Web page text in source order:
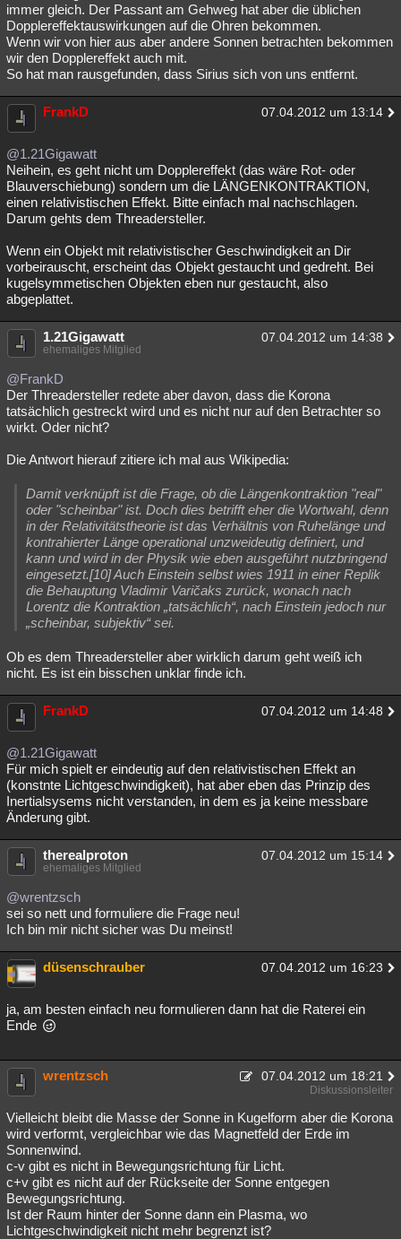
immer gleich. Der Passant am Gehweg hat aber die üblichen
Dopplereffektauswirkungen auf die Ohren bekommen.
Wenn wir von hier aus aber andere Sonnen betrachten bekommen
wir den Dopplereffekt auch mit.
So hat man rausgefunden, dass Sirius sich von uns entfernt.
FrankD 07.04.2012 um 13:14
@1.21Gigawatt
Neihein, es geht nicht um Dopplereffekt (das wäre Rot- oder
Blauverschiebung) sondern um die LÄNGENKONTRAKTION,
einen relativistischen Effekt. Bitte einfach mal nachschlagen.
Darum gehts dem Threadersteller.
Wenn ein Objekt mit relativistischer Geschwindigkeit an Dir
vorbeirauscht, erscheint das Objekt gestaucht und gedreht. Bei
kugelsymmetischen Objekten eben nur gestaucht, also
abgeplattet.
1.21Gigawatt 07.04.2012 um 14:38
ehemaliges Mitglied
@FrankD
Der Threadersteller redete aber davon, dass die Korona
tatsächlich gestreckt wird und es nicht nur auf den Betrachter so
wirkt. Oder nicht?
Die Antwort hierauf zitiere ich mal aus Wikipedia:
Damit verknüpft ist die Frage, ob die Längenkontraktion "real"
oder "scheinbar" ist. Doch dies betrifft eher die Wortwahl, denn
in der Relativitätstheorie ist das Verhältnis von Ruhelänge und
kontrahierter Länge operational unzweideutig definiert, und
kann und wird in der Physik wie eben ausgeführt nutzbringend
eingesetzt.[10] Auch Einstein selbst wies 1911 in einer Replik
die Behauptung Vladimir Varičaks zurück, wonach nach
Lorentz die Kontraktion „tatsächlich“, nach Einstein jedoch nur
„scheinbar, subjektiv“ sei.
Ob es dem Threadersteller aber wirklich darum geht weiß ich
nicht. Es ist ein bisschen unklar finde ich.
FrankD 07.04.2012 um 14:48
@1.21Gigawatt
Für mich spielt er eindeutig auf den relativistischen Effekt an
(konstnte Lichtgeschwindigkeit), hat aber eben das Prinzip des
Inertialsysems nicht verstanden, in dem es ja keine messbare
Änderung gibt.
therealproton 07.04.2012 um 15:14
ehemaliges Mitglied
@wrentzsch
sei so nett und formuliere die Frage neu!
Ich bin mir nicht sicher was Du meinst!
düsenschrauber 07.04.2012 um 16:23
ja, am besten einfach neu formulieren dann hat die Raterei ein
Ende
wrentzsch 07.04.2012 um 18:21
Diskussionsleiter
Vielleicht bleibt die Masse der Sonne in Kugelform aber die Korona
wird verformt, vergleichbar wie das Magnetfeld der Erde im
Sonnenwind.
c-v gibt es nicht in Bewegungsrichtung für Licht.
c+v gibt es nicht auf der Rückseite der Sonne entgegen
Bewegungsrichtung.
Ist der Raum hinter der Sonne dann ein Plasma, wo
Lichtgeschwindigkeit nicht mehr begrenzt ist?